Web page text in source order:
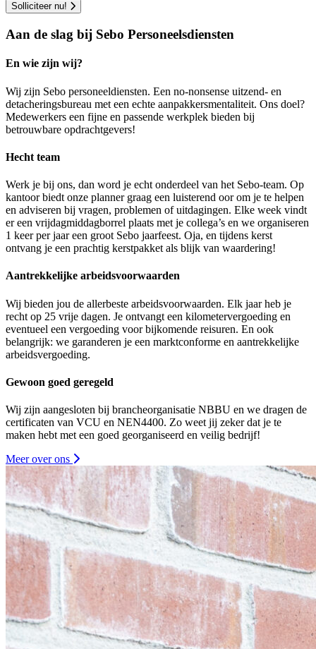
Solliciteer nu!
Aan de slag bij Sebo Personeelsdiensten
En wie zijn wij?
Wij zijn Sebo personeeldiensten. Een no-nonsense uitzend- en
detacheringsbureau met een echte aanpakkersmentaliteit. Ons doel?
Medewerkers een fijne en passende werkplek bieden bij
betrouwbare opdrachtgevers!
Hecht team
Werk je bij ons, dan word je echt onderdeel van het Sebo-team. Op
kantoor biedt onze planner graag een luisterend oor om je te helpen
en adviseren bij vragen, problemen of uitdagingen. Elke week vindt
er een vrijdagmiddagborrel plaats met je collega’s en we organiseren
1 keer per jaar een groot Sebo jaarfeest. Oja, en tijdens kerst
ontvang je een prachtig kerstpakket als blijk van waardering!
Aantrekkelijke arbeidsvoorwaarden
Wij bieden jou de allerbeste arbeidsvoorwaarden. Elk jaar heb je
recht op 25 vrije dagen. Je ontvangt een kilometervergoeding en
eventueel een vergoeding voor bijkomende reisuren. En ook
belangrijk: we garanderen je een marktconforme en aantrekkelijke
arbeidsvergoeding.
Gewoon goed geregeld
Wij zijn aangesloten bij brancheorganisatie NBBU en we dragen de
certificaten van VCU en NEN4400. Zo weet jij zeker dat je te
maken hebt met een goed georganiseerd en veilig bedrijf!
Meer over ons